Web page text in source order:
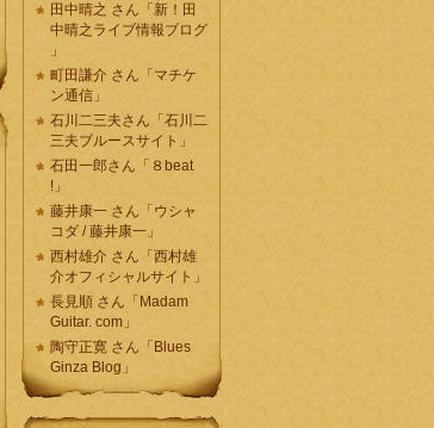
田中晴之 さん「新！田
中晴之ライブ情報ブログ
」
町田謙介 さん「マチケ
ン通信」
石川二三夫さん「石川二
三夫ブルースサイト」
石田一郎さん「８beat
!」
藤井康一 さん「ウシャ
コダ / 藤井康一」
西村雄介 さん「西村雄
介オフィシャルサイト」
長見順 さん「Madam
Guitar. com」
陶守正寛 さん「Blues
Ginza Blog」